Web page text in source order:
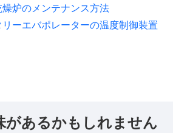
炉のメンテナンス方法
リーエバポレーターの温度制御装置
があるかもしれません